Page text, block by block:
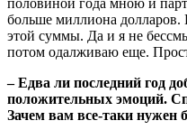
больше миллиона
этой суммы. Да и я не
потом одалживаю еще.
– Едва ли последний год
положительных эмоций.
Зачем вам все-таки нужен